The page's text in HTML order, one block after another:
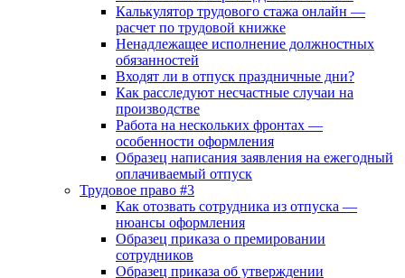
Калькулятор трудового стажа онлайн —
расчет по трудовой книжке
Ненадлежащее исполнение должностных
обязанностей
Входят ли в отпуск праздничные дни?
Как расследуют несчастные случаи на
производстве
Работа на нескольких фронтах —
особенности оформления
Образец написания заявления на ежегодный
оплачиваемый отпуск
Трудовое право #3
Как отозвать сотрудника из отпуска —
нюансы оформления
Образец приказа о премировании
сотрудников
Образец приказа об утверждении